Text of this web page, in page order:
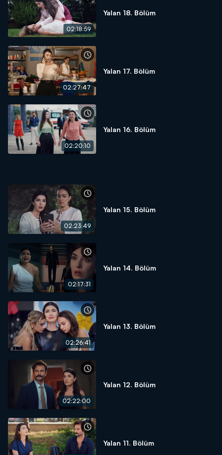
02:18:59
Yalan 18. Bölüm
02:27:47
Yalan 17. Bölüm
02:20:10
Yalan 16. Bölüm
02:23:49
Yalan 15. Bölüm
02:17:31
Yalan 14. Bölüm
02:26:41
Yalan 13. Bölüm
02:22:00
Yalan 12. Bölüm
Yalan 11. Bölüm